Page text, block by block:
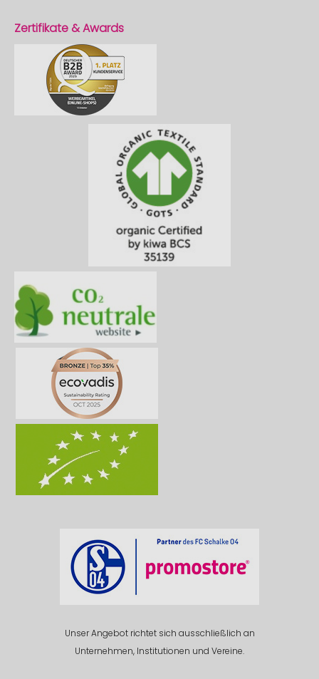
Zertifikate & Awards
Unser Angebot richtet sich ausschließlich an
Unternehmen, Institutionen und Vereine.